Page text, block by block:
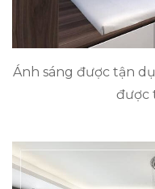
Ánh sáng được tận
được